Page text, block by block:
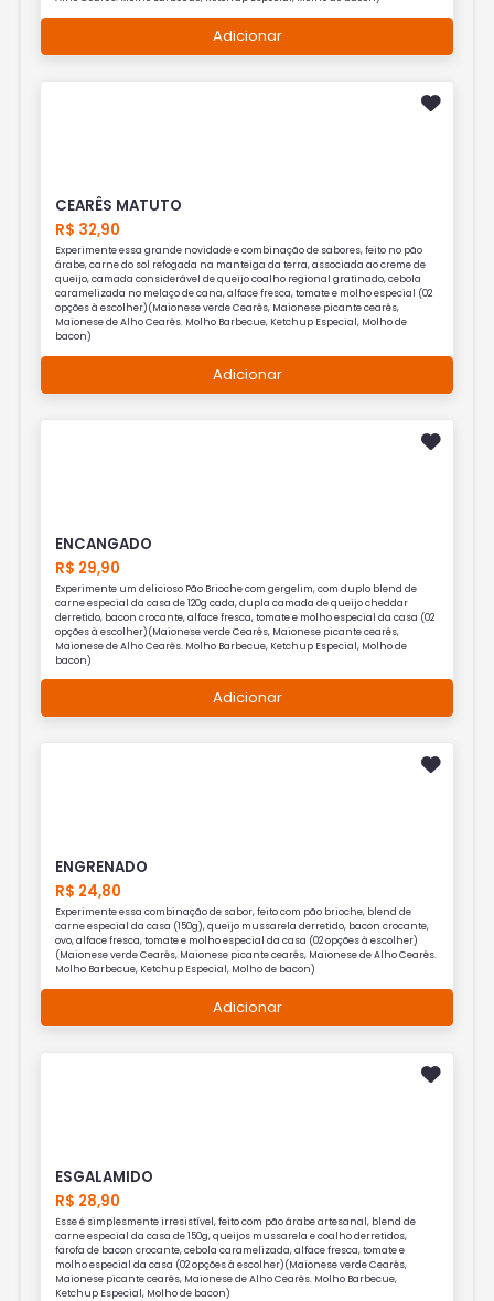
Adicionar
CEARÊS MATUTO
R$ 32,90
Experimente essa grande novidade e combinação de sabores, feito no pão
árabe, carne do sol refogada na manteiga da terra, associada ao creme de
queijo, camada considerável de queijo coalho regional gratinado, cebola
caramelizada no melaço de cana, alface fresca, tomate e molho especial (02
opções à escolher)(Maionese verde Cearês, Maionese picante cearês,
Maionese de Alho Cearês. Molho Barbecue, Ketchup Especial, Molho de
bacon)
Adicionar
ENCANGADO
R$ 29,90
Experimente um delicioso Pão Brioche com gergelim, com duplo blend de
carne especial da casa de 120g cada, dupla camada de queijo cheddar
derretido, bacon crocante, alface fresca, tomate e molho especial da casa (02
opções à escolher)(Maionese verde Cearês, Maionese picante cearês,
Maionese de Alho Cearês. Molho Barbecue, Ketchup Especial, Molho de
bacon)
Adicionar
ENGRENADO
R$ 24,80
Experimente essa combinação de sabor, feito com pão brioche, blend de
carne especial da casa (150g), queijo mussarela derretido, bacon crocante,
ovo, alface fresca, tomate e molho especial da casa (02 opções à escolher)
(Maionese verde Cearês, Maionese picante cearês, Maionese de Alho Cearês.
Molho Barbecue, Ketchup Especial, Molho de bacon)
Adicionar
ESGALAMIDO
R$ 28,90
Esse é simplesmente irresistível, feito com pão árabe artesanal, blend de
carne especial da casa de 150g, queijos mussarela e coalho derretidos,
farofa de bacon crocante, cebola caramelizada, alface fresca, tomate e
molho especial da casa (02 opções à escolher)(Maionese verde Cearês,
Maionese picante cearês, Maionese de Alho Cearês. Molho Barbecue,
Ketchup Especial, Molho de bacon)